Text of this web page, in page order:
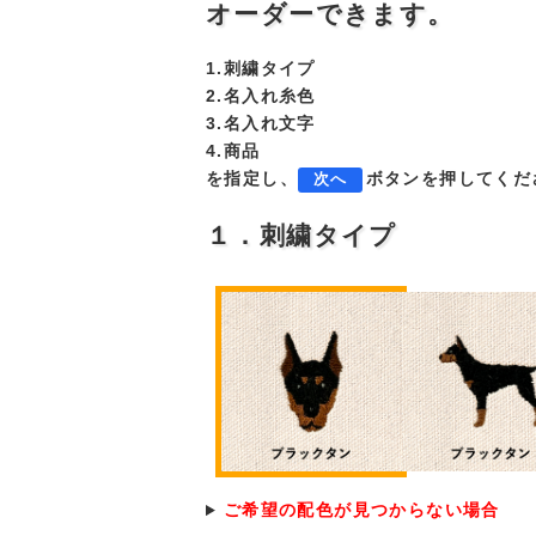
オーダーできます。
1.刺繍タイプ
2.名入れ糸色
3.名入れ文字
4.商品
を指定し、
次へ ボタンを押してくだ
１．刺繍タイプ
ご希望の配色が見つからない場合